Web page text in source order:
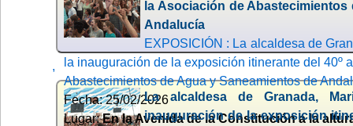
la Asociación de
Andalucía
EXPOSICIÓN : La alcaldesa de
la inauguración de la exposición itinerante del 40º
Abastecimientos de Agua y Saneamientos de
Fecha: 25/02/2026
Lugar:En la Avenida de la Constitución a la
,
La alcaldesa de Granada,
inauguración de la exposición